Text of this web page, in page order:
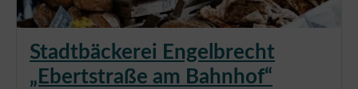
Stadtbäckerei Engelbrecht
„Ebertstraße am Bahnhof“